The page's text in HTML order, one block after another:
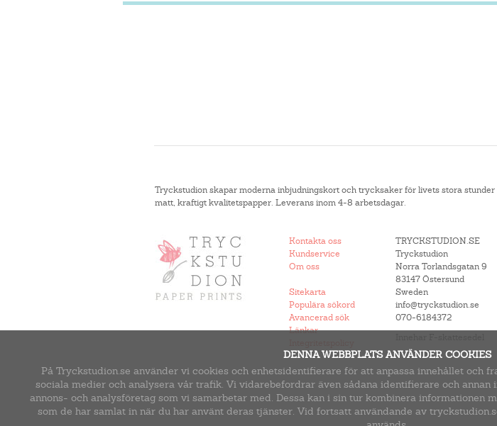
DENNA WEBBPLATS ANVÄNDER COOKIES
På Tryckstudion.se använder vi cookies och enhetsidentifierare för att anpassa innehållet och
sociala medier och analysera vår trafik. Vi vidarebefordrar även sådana identifierare och
annons- och analysföretag som vi samarbetar med. Dessa kan i sin tur kombinera informationen
som de har samlat in när du har använt deras tjänster. Vid fortsatt användande av
Tryckstudion skapar moderna inbjudningskort och trycksaker för livets stora
matt, kraftigt kvalitetspapper. Leverans inom 4-8 arbetsdagar.
Kontakta oss
Kundservice
Om oss
Sitekarta
Populära sökord
Avancerad sök
Länkar
TRYCKSTUDION.SE
Tryckstudion
Norra Torlandsgatan 9
83147 Östersund
Sweden
info@tryckstudion.se
070-6184372